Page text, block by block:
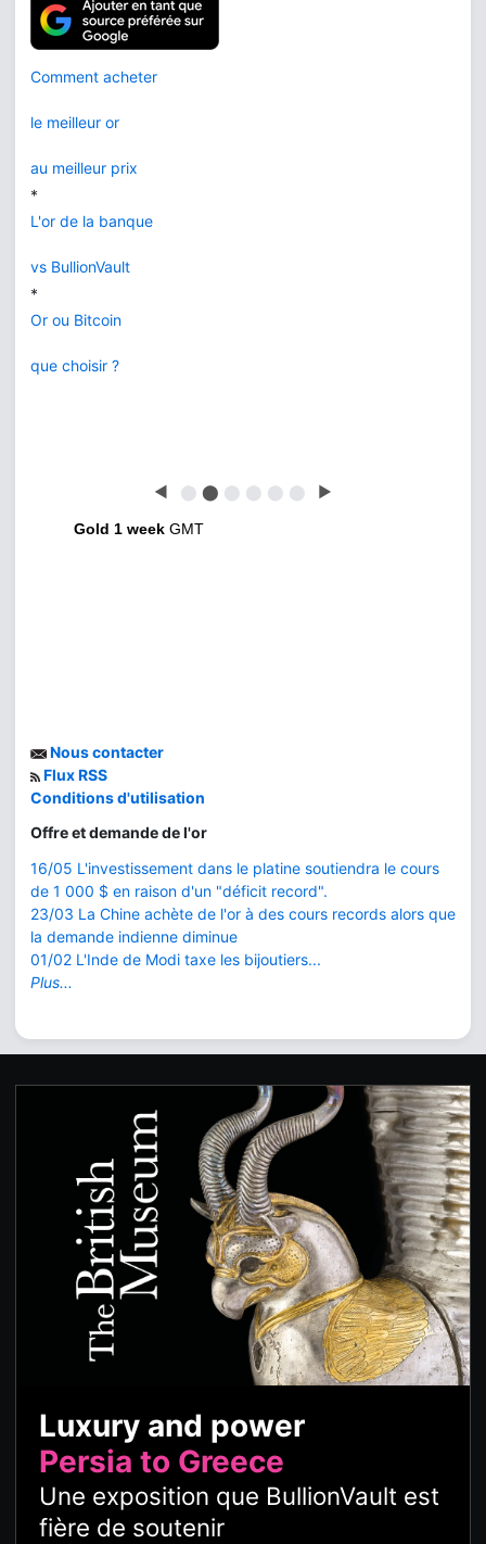
Comment acheter
le meilleur or
au meilleur prix
*
L'or de la banque
vs BullionVault
*
Or ou Bitcoin
que choisir ?
◀ ⬤ ⬤ ⬤ ⬤ ⬤ ⬤ ▶
Gold 1 week GMT
Nous contacter
Flux RSS
Conditions d'utilisation
Offre et demande de l'or
16/05 L'investissement dans le platine soutiendra le cours
de 1 000 $ en raison d'un "déficit record".
23/03 La Chine achète de l'or à des cours records alors que
la demande indienne diminue
01/02 L'Inde de Modi taxe les bijoutiers...
Plus...
Luxury and power
Persia to Greece
Une exposition que BullionVault est
fière de soutenir